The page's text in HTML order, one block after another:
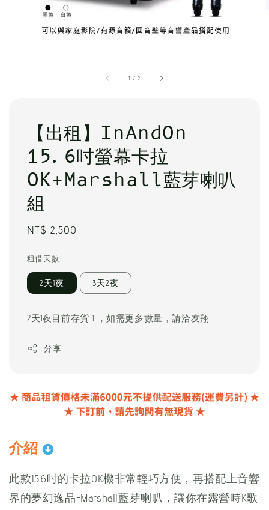
1 /2
【出租】InAndOn
15.6吋螢幕卡拉
OK+Marshall藍芽喇叭
組
Regular
NT$ 2,500
租借天數
2天1夜 3天2夜
2天1夜目前存貨 1 ，如需更多數量，請洽友翔
分享
介紹
此款15.6吋的卡拉OK機非常輕巧方便，再搭配上音響
界的夢幻逸品-Marshall藍芽喇叭，讓你在露營時K歌